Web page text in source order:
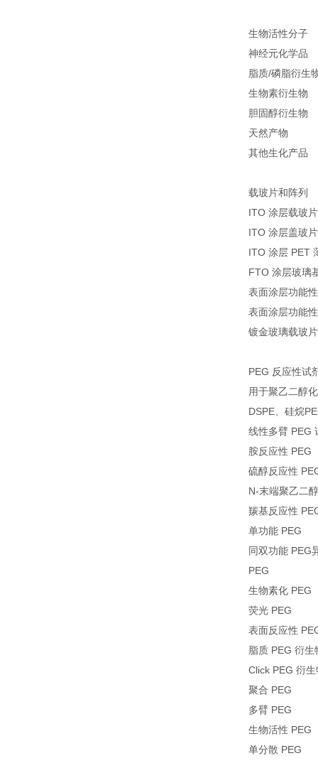
生物活性分子
神经元化学品
脂质/磷脂衍生
生物素衍生物
胆固醇衍生物
天然产物
其他生化产品
载玻片和阵列
ITO 涂层载玻片
ITO 涂层盖玻片
ITO 涂层 PET
FTO 涂层玻璃
表面涂层功能
表面涂层功能
镀金玻璃载玻片
PEG 反应性试
用于聚乙二醇
DSPE、硅烷
线性多臂 PEG
胺反应性 PEG
硫醇反应性
N-末端聚乙二
羰基反应性
单功能 PEG
同双功能 PEG
PEG
生物素化 PEG
荧光 PEG
表面反应性
脂质 PEG 衍生
Click PEG 衍
聚合 PEG
多臂 PEG
生物活性 PEG
单分散 PEG